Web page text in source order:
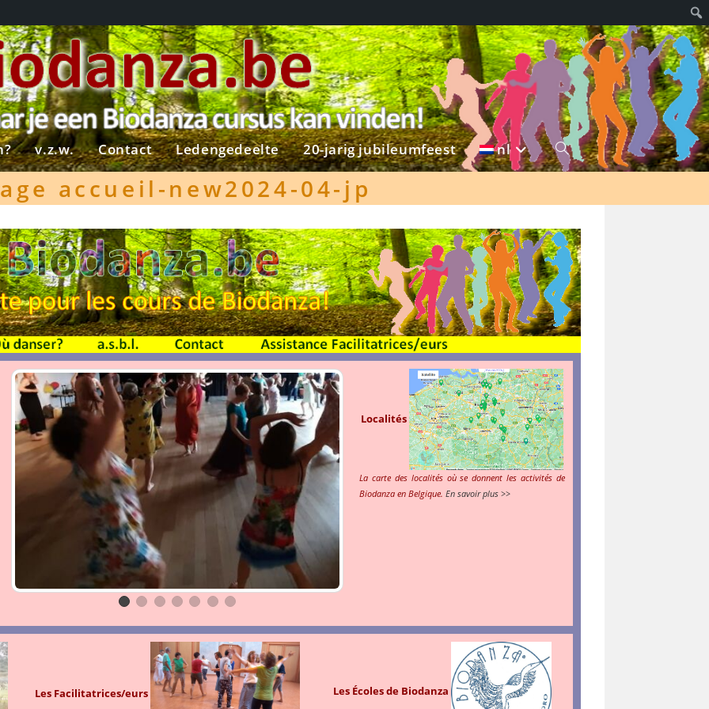
v.z.w. Contact Ledengedeelte 20-jarig jubileumfeest nl Toggle
site
accueil-new2024-04-jp
Localités
La carte des localités où se donnent les activités de
Biodanza en Belgique. En savoir plus >>
Les Facilitatrices/eurs Les Écoles de Biodanza